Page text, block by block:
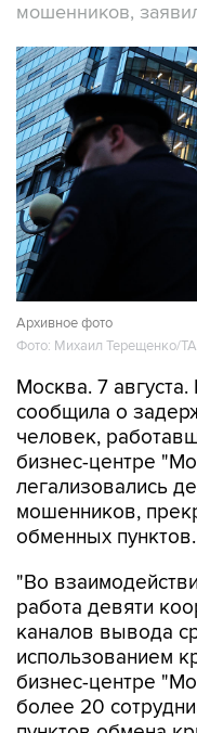
мошенников,
Архивное фото
Фото: Михаил Терещенко/
Москва. 7
сообщила о
человек,
бизнес-центре
легализовались
мошенников,
обменных пунктов.
"Во
работа девяти
каналов вывода
использованием
бизнес-центре
более 20